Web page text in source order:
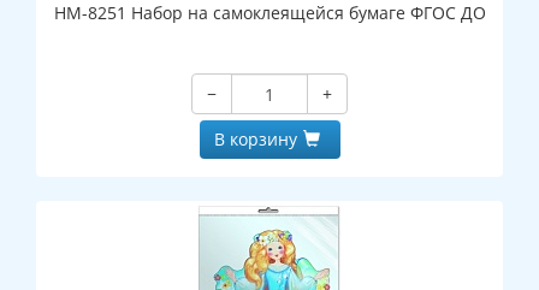
НМ-8251 Набор на самоклеящейся бумаге ФГОС ДО
−
+
В корзину